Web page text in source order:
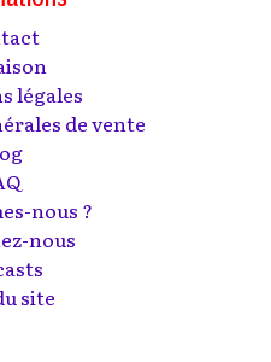
légales
de vente
nous ?
nous
site